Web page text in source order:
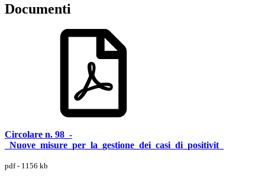
Documenti
Circolare n. 98_-
_Nuove_misure_per_la_gestione_dei_casi_di_positivit_
pdf - 1156 kb